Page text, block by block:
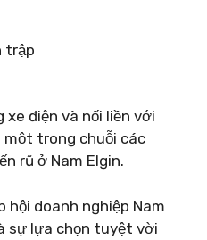
trập
xe điện và nối liền với
một trong chuỗi các
rũ ở Nam Elgin.
hội doanh nghiệp Nam
sự lựa chọn tuyệt vời